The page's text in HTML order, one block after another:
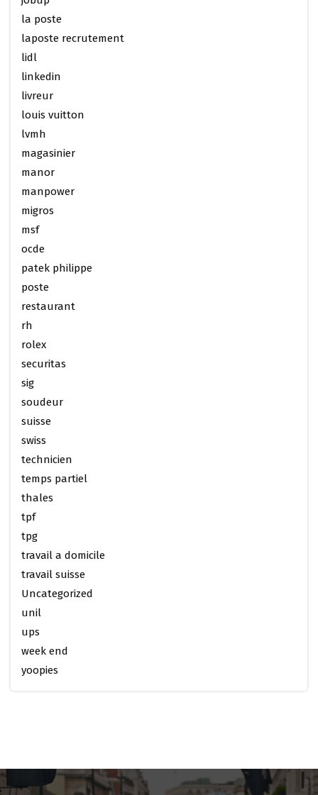
la poste
laposte recrutement
lidl
linkedin
livreur
louis vuitton
lvmh
magasinier
manor
manpower
migros
msf
ocde
patek philippe
poste
restaurant
rh
rolex
securitas
sig
soudeur
suisse
swiss
technicien
temps partiel
thales
tpf
tpg
travail a domicile
travail suisse
Uncategorized
unil
ups
week end
yoopies